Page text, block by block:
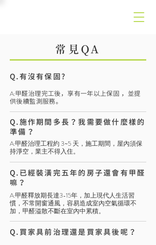
常見QA
Q.有沒有保固?
​A:甲醛治理完工後，享有一年以上保固 ，並提
供後續監測服務。
​A:甲醛治理工程約 3~5 天，施工期間，屋內須保
持淨空，業主不得入住。
Q.施作期間多長？我需要做什麼樣的
準備？
​A:甲醛釋放期長達3-15年，加上現代人生活習
慣，不常開窗通風，容易造成室內空氣循環不
加，甲醛溢散不斷在室內中累積。
Q.已經裝潢完五年的房子還會有甲醛
嘛？
Q.買家具前治理還是買家具後呢？